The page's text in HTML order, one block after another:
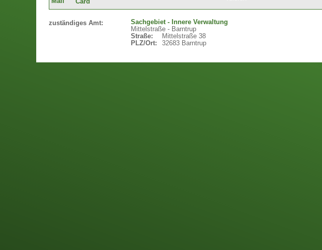
zuständiges Amt:
Sachgebiet - Innere Verwaltung
Mittelstraße - Barntrup
Straße:
Mittelstraße 38
PLZ/Ort:
32683 Barntrup